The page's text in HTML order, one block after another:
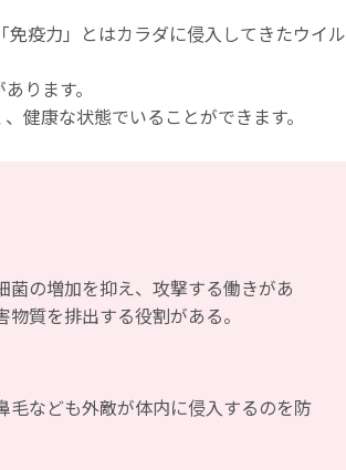
免疫力」とはカラダに侵入してきたウイル
ります。
健康な状態でいることができます。
菌の増加を抑え、攻撃する働きがあ
質を排出する役割がある。
毛なども外敵が体内に侵入するのを防